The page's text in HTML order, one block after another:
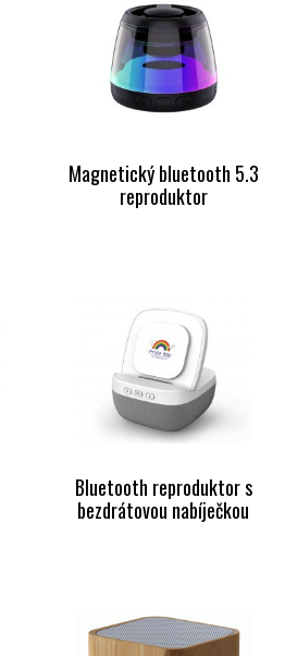
Magnetický bluetooth 5.3
reproduktor
Bluetooth reproduktor s
bezdrátovou nabíječkou